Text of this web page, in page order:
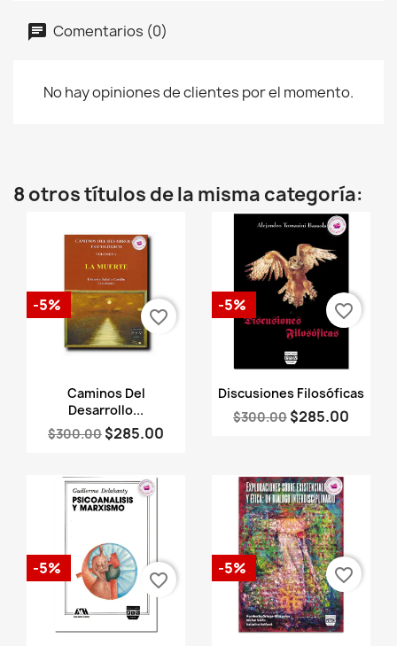
Comentarios (0)
No hay opiniones de clientes por el momento.
8 otros títulos de la misma categoría:
Vista rápida
Caminos Del
Desarrollo...
$300.00 $285.00
-5%
favorite_border
Vista rápida
Discusiones Filosóficas
$300.00 $285.00
-5% favorite_border
-5%
favorite_border
-5% favorite_border